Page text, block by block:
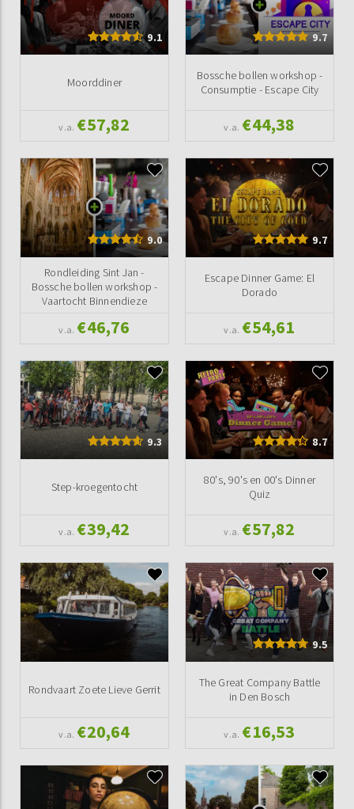
9.1
Moorddiner
v.a. €57,82
9.7
Bossche bollen workshop -
Consumptie - Escape City
v.a. €44,38
9.0
Rondleiding Sint Jan -
Bossche bollen workshop -
Vaartocht Binnendieze
v.a. €46,76
9.7
Escape Dinner Game: El
Dorado
v.a. €54,61
9.3
Step-kroegentocht
v.a. €39,42
8.7
80's, 90's en 00's Dinner
Quiz
v.a. €57,82
Rondvaart Zoete Lieve Gerrit
v.a. €20,64
9.5
The Great Company Battle
in Den Bosch
v.a. €16,53